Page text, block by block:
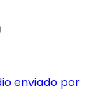
enviado por